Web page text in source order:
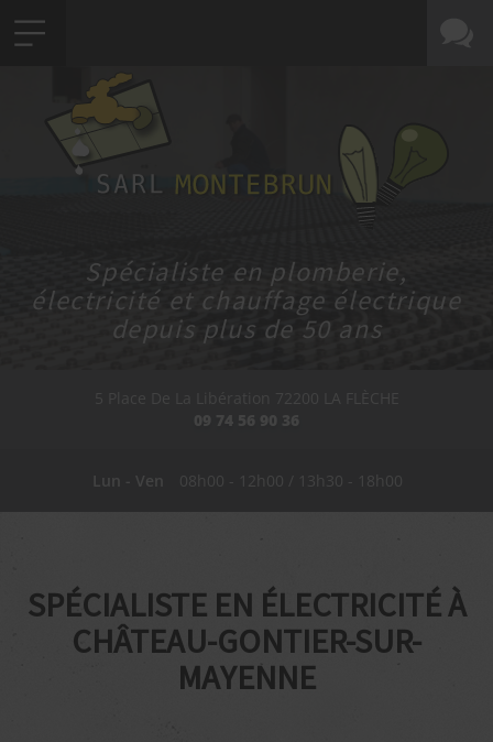
Spécialiste en plomberie,
électricité et chauffage électrique
depuis plus de 50 ans
09 74 56 90 36
Lun - Ven 08h00 - 12h00 / 13h30 - 18h00
SPÉCIALISTE EN ÉLECTRICITÉ À
CHÂTEAU-GONTIER-SUR-
MAYENNE